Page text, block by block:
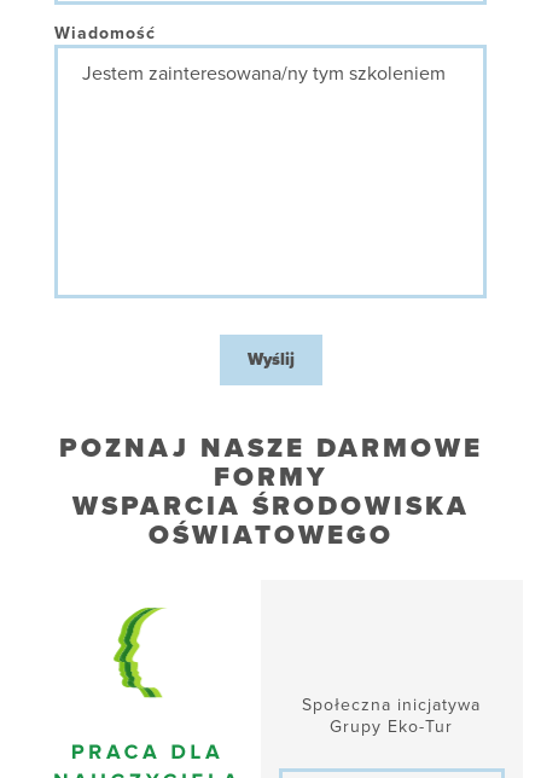
Wiadomość
Wyślij
POZNAJ NASZE DARMOWE
FORMY
WSPARCIA ŚRODOWISKA
OŚWIATOWEGO
Społeczna inicjatywa
Grupy Eko-Tur